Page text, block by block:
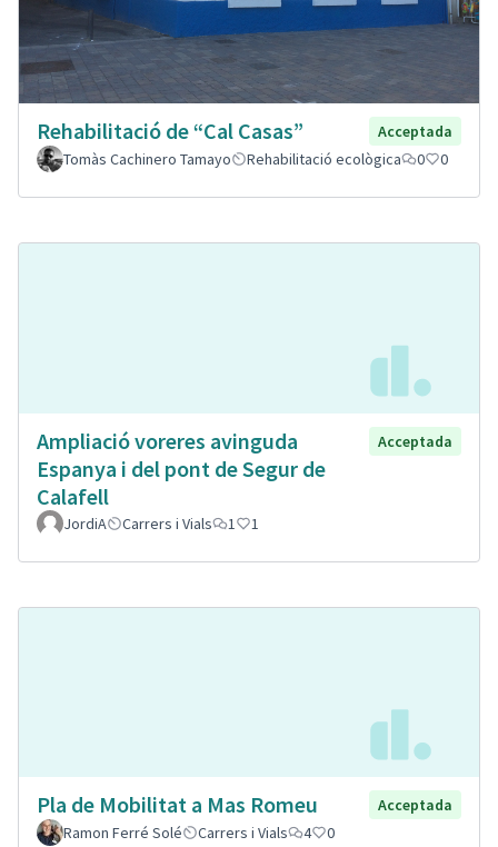
Rehabilitació de “Cal Casas”
Acceptada
Tomàs Cachinero Tamayo
Rehabilitació ecològica 0 0
Ampliació voreres avinguda
Espanya i del pont de Segur de
Calafell
Acceptada
JordiA Carrers i Vials 1 1
Pla de Mobilitat a Mas Romeu
Acceptada
Ramon Ferré Solé
Carrers i Vials 4 0